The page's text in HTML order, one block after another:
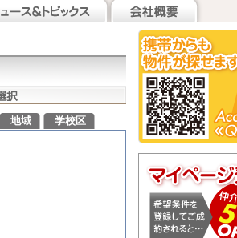
地域 学校区